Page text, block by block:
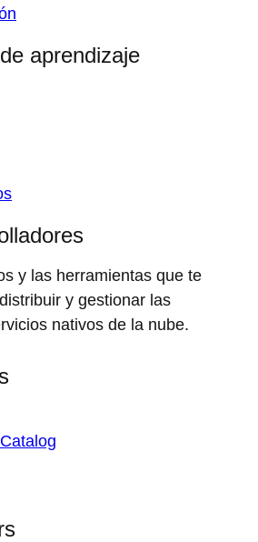
aprendizaje
y las herramientas que te
y gestionar las
nativos de la nube.